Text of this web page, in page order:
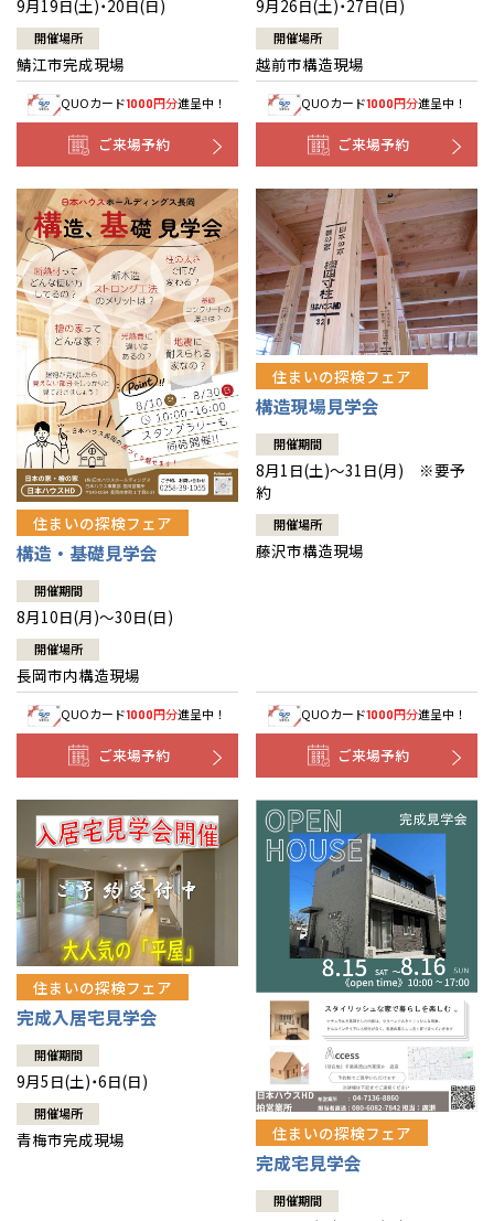
9月19日(土)・20日(日)
開催場所
鯖江市完成現場
QUOカード1000円分進呈中！
ご来場予約
9月26日(土)・27日(日)
開催場所
越前市構造現場
QUOカード1000円分進呈中！
ご来場予約
住まいの探検フェア
構造・基礎見学会
開催期間
8月10日(月)～30日(日)
開催場所
長岡市内構造現場
QUOカード1000円分進呈中！
ご来場予約
住まいの探検フェア
構造現場見学会
開催期間
8月1日(土)～31日(月) ※要予
約
開催場所
藤沢市構造現場
QUOカード1000円分進呈中！
ご来場予約
住まいの探検フェア
完成入居宅見学会
開催期間
9月5日(土)・6日(日)
開催場所
青梅市完成現場 住まいの探検フェア
完成宅見学会
開催期間